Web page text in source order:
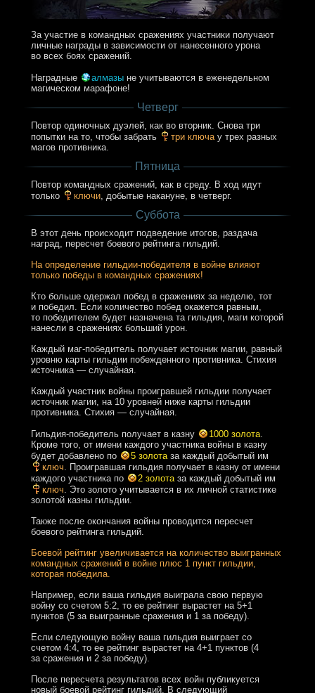
За участие в командных сражениях участники получают
личные награды в зависимости от нанесенного урона
во всех боях сражений.
Наградные алмазы не учитываются в еженедельном
магическом марафоне!
Четверг
Повтор одиночных дуэлей, как во вторник. Снова три
попытки на то, чтобы забрать
три ключау трех разных
магов противника.
Пятница
Повтор командных сражений, как в среду. В ход идут
только
ключи, добытые накануне, в четверг.
Суббота
В этот день происходит подведение итогов, раздача
наград, пересчет боевого рейтинга гильдий.
На определение гильдии-победителя в войне влияют
только победы в командных сражениях!
Кто больше одержал побед в сражениях за неделю, тот
и победил. Если количество побед окажется равным,
то победителем будет назначена та гильдия, маги которой
нанесли в сражениях больший урон.
Каждый маг-победитель получает источник магии, равный
уровню карты гильдии побежденного противника. Стихия
источника — случайная.
Каждый участник войны проигравшей гильдии получает
источник магии, на 10 уровней ниже карты гильдии
противника. Стихия — случайная.
Гильдия-победитель получает в казну 1000 золота.
Кроме того, от имени каждого участника войны в казну
будет добавлено по
5 золотаза каждый добытый им
ключ. Проигравшая гильдия получает в казну от имени
каждого участника по
2 золотаза каждый добытый им
ключ. Это золото учитывается в их личной статистике
золотой казны гильдии.
Также после окончания войны проводится пересчет
боевого рейтинга гильдий.
Боевой рейтинг увеличивается на количество выигранных
командных сражений в войне плюс 1 пункт гильдии,
которая победила.
Например, если ваша гильдия выиграла свою первую
войну со счетом 5:2, то ее рейтинг вырастет на 5+1
пунктов (5 за выигранные сражения и 1 за победу).
Если следующую войну ваша гильдия выиграет со
счетом 4:4, то ее рейтинг вырастет на 4+1 пунктов (4
за сражения и 2 за победу).
После пересчета результатов всех войн публикуется
новый боевой рейтинг гильдий. В следующий